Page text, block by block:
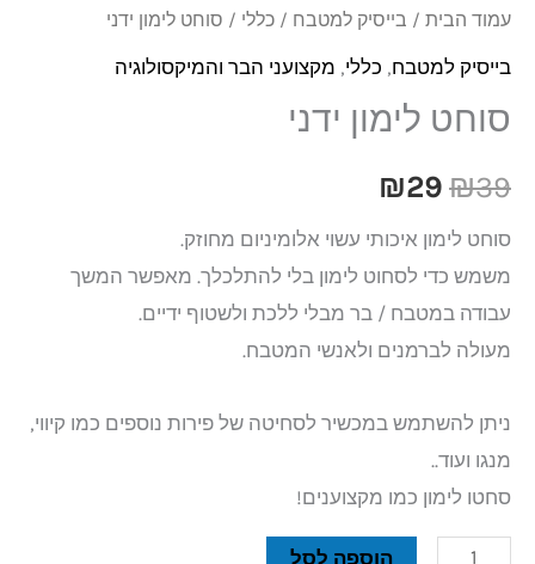
עמוד הבית / בייסיק למטבח / כללי / סוחט לימון ידני
בייסיק למטבח, כללי, מקצועני הבר והמיקסולוגיה
סוחט לימון ידני
₪39
₪29
סוחט לימון איכותי עשוי אלומיניום מחוזק.
משמש כדי לסחוט לימון בלי להתלכלך. מאפשר המשך
עבודה במטבח / בר מבלי ללכת ולשטוף ידיים.
מעולה לברמנים ולאנשי המטבח.
ניתן להשתמש במכשיר לסחיטה של פירות נוספים כמו קיווי,
מנגו ועוד..
סחטו לימון כמו מקצוענים!
הוספה לסל